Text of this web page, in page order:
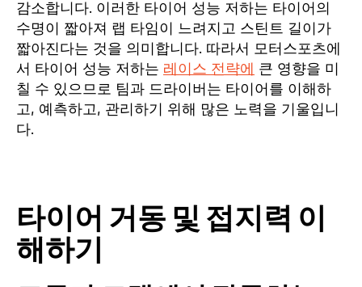
감소합니다. 이러한 타이어 성능 저하는 타이어의
수명이 짧아져 랩 타임이 느려지고 스틴트 길이가
짧아진다는 것을 의미합니다. 따라서 모터스포츠에
서 타이어 성능 저하는 레이스 전략에
큰 영향을 미
칠 수 있으므로 팀과 드라이버는 타이어를 이해하
고, 예측하고, 관리하기 위해 많은 노력을 기울입니
다.
타이어 거동 및 접지력 이
해하기